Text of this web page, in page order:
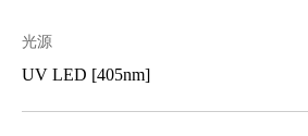
光源
UV LED [405nm]